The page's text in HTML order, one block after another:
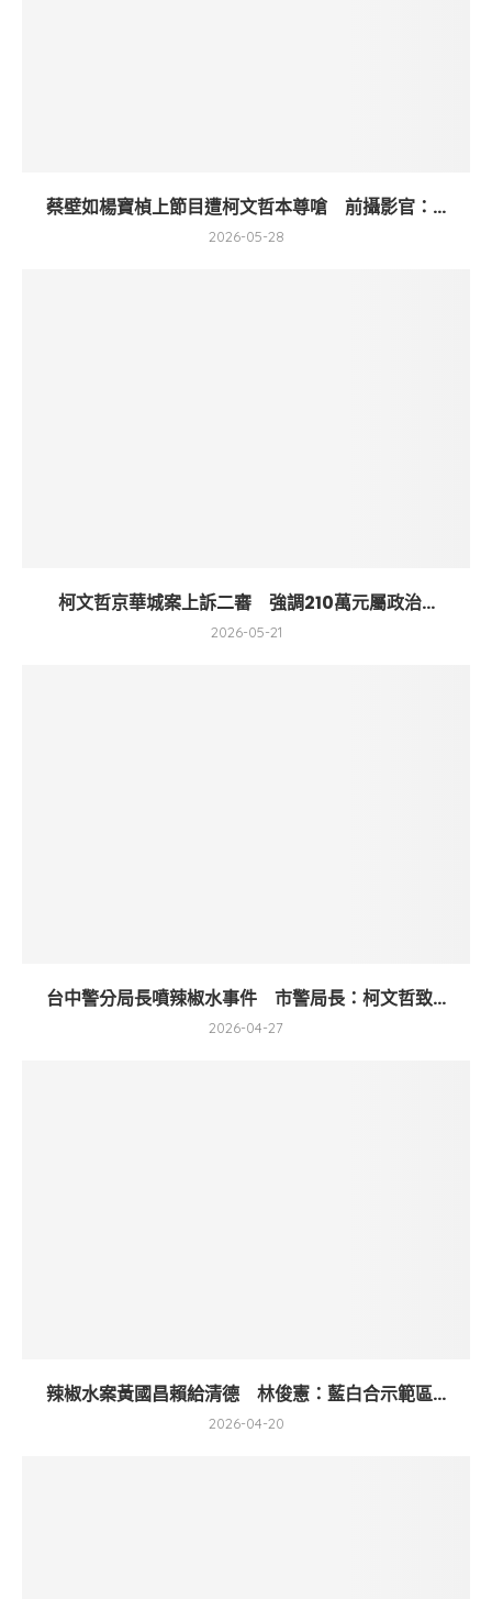
蔡壁如楊寶楨上節目遭柯文哲本尊嗆 前攝影官：...
2026-05-28
柯文哲京華城案上訴二審 強調210萬元屬政治...
2026-05-21
台中警分局長噴辣椒水事件 市警局長：柯文哲致...
2026-04-27
辣椒水案黃國昌賴給清德 林俊憲：藍白合示範區...
2026-04-20